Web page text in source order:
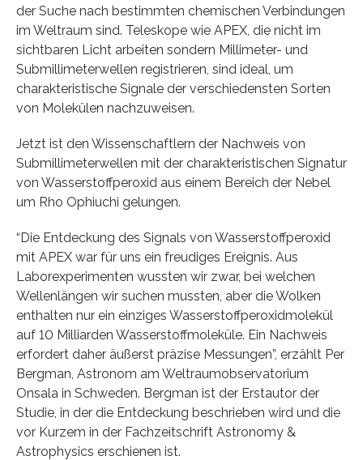
der Suche nach bestimmten chemischen Verbindungen
im Weltraum sind. Teleskope wie APEX, die nicht im
sichtbaren Licht arbeiten sondern Millimeter- und
Submillimeterwellen registrieren, sind ideal, um
charakteristische Signale der verschiedensten Sorten
von Molekülen nachzuweisen.
Jetzt ist den Wissenschaftlern der Nachweis von
Submillimeterwellen mit der charakteristischen Signatur
von Wasserstoffperoxid aus einem Bereich der Nebel
um Rho Ophiuchi gelungen.
“Die Entdeckung des Signals von Wasserstoffperoxid
mit APEX war für uns ein freudiges Ereignis. Aus
Laborexperimenten wussten wir zwar, bei welchen
Wellenlängen wir suchen mussten, aber die Wolken
enthalten nur ein einziges Wasserstoffperoxidmolekül
auf 10 Milliarden Wasserstoffmoleküle. Ein Nachweis
erfordert daher äußerst präzise Messungen”, erzählt Per
Bergman, Astronom am Weltraumobservatorium
Onsala in Schweden. Bergman ist der Erstautor der
Studie, in der die Entdeckung beschrieben wird und die
vor Kurzem in der Fachzeitschrift Astronomy &
Astrophysics erschienen ist.